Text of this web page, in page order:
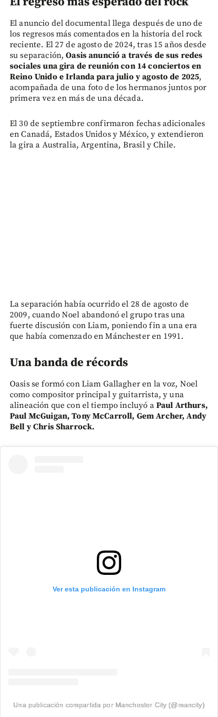
El anuncio del documental llega después de uno de
los regresos más comentados en la historia del rock
reciente. El 27 de agosto de 2024, tras 15 años desde
su separación,Oasis anunció a través de sus redes
sociales una gira de reunión con 14 conciertos en
Reino Unido e Irlanda para julio y agosto de 2025,
acompañada de una foto de los hermanos juntos por
primera vez en más de una década.
El 30 de septiembre confirmaron fechas adicionales
en Canadá, Estados Unidos y México, y extendieron
la gira a Australia, Argentina, Brasil y Chile.
La separación había ocurrido el 28 de agosto de
2009, cuando Noel abandonó el grupo tras una
fuerte discusión con Liam, poniendo fin a una era
que había comenzado en Mánchester en 1991.
Una banda de récords
Oasis se formó con Liam Gallagher en la voz, Noel
como compositor principal y guitarrista, y una
alineación que con el tiempo incluyó aPaul Arthurs,
Paul McGuigan, Tony McCarroll, Gem Archer, Andy
Bell y Chris Sharrock.
Ver esta publicación en Instagram
Una publicación compartida por Manchester City (@mancity)